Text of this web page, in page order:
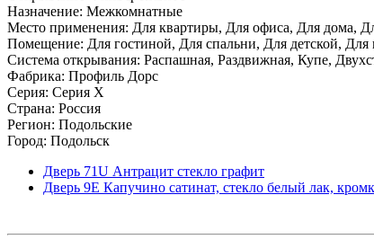
Назначение: Межкомнатные
Место применения: Для квартиры, Для офиса, Для дома,
Помещение: Для гостиной, Для спальни, Для детской,
Система открывания: Распашная, Раздвижная, Купе,
Фабрика: Профиль Дорс
Серия: Серия X
Страна: Россия
Регион: Подольские
Город: Подольск
Дверь 71U Антрацит стекло графит
Дверь 9Е Капучино сатинат, стекло белый лак,